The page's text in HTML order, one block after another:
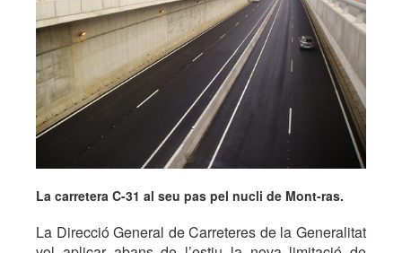
La carretera C-31 al seu pas pel nucli de Mont-ras.
La Direcció General de Carreteres de la Generalitat